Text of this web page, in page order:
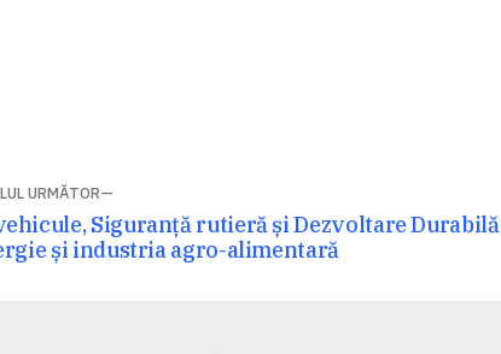
URMĂTOR
Siguranță rutieră și Dezvoltare Durabilă
și industria agro-alimentară